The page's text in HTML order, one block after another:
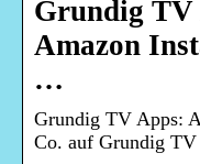
Grundig
Amazon
…
Grundig TV Apps:
Co. auf Grundig